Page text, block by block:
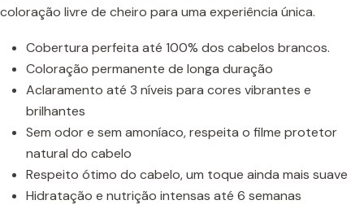
coloração livre de cheiro para uma experiência única.
Cobertura perfeita até 100% dos cabelos brancos.
Coloração permanente de longa duração
Aclaramento até 3 níveis para cores vibrantes e
brilhantes
Sem odor e sem amoníaco, respeita o filme protetor
natural do cabelo
Respeito ótimo do cabelo, um toque ainda mais suave
Hidratação e nutrição intensas até 6 semanas